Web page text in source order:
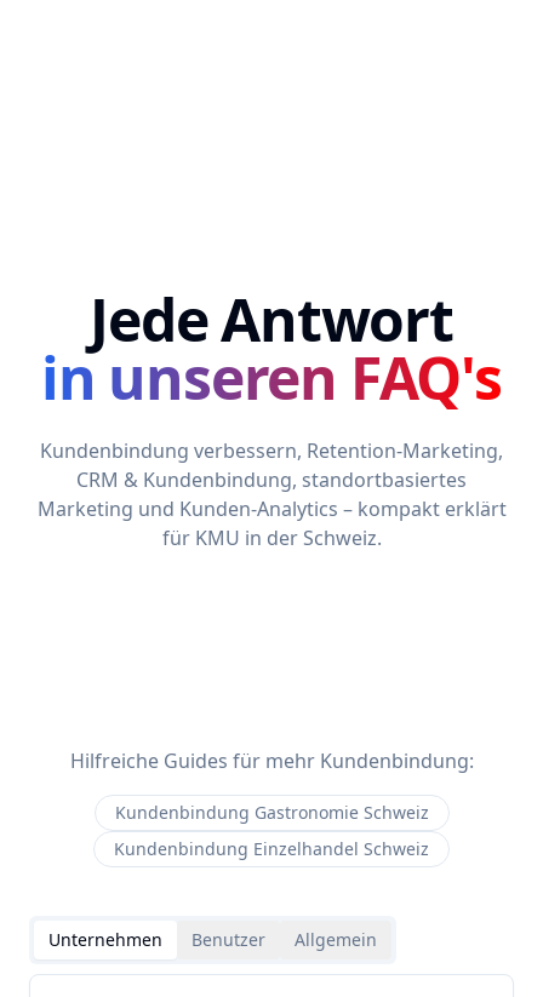
Jede Antwort
in unseren FAQ's
Kundenbindung verbessern, Retention-Marketing,
CRM & Kundenbindung, standortbasiertes
Marketing und Kunden-Analytics – kompakt erklärt
für KMU in der Schweiz.
Hilfreiche Guides für mehr Kundenbindung:
Kundenbindung Gastronomie Schweiz
Kundenbindung Einzelhandel Schweiz
Unternehmen Benutzer Allgemein